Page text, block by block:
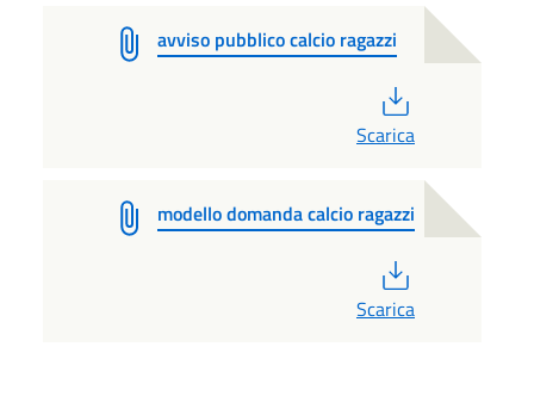
avviso pubblico calcio ragazzi
Scarica
modello domanda calcio ragazzi
Scarica